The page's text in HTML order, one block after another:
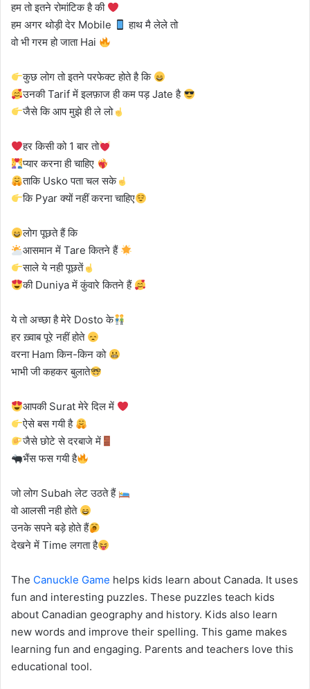
हम तो इतने रोमांटिक है की
हम अगर थोड़ी देर Mobile
हाथ मै लेले तो
वो भी गरम हो जाता Hai
कुछ लोग तो इतने परफेक्ट होते है कि
उनकी Tarif में इलफ़ाज ही कम पड़ Jate है
जैसे कि आप मुझे ही ले लो
हर किसी को 1 बार तो
प्यार करना ही चाहिए
ताकि Usko पता चल सके
कि Pyar क्यों नहीं करना चाहिए
लोग पूछते हैं कि
आसमान में Tare कितने हैं
साले ये नही पूछतें
की Duniya में कुंवारे कितने हैं
ये तो अच्छा है मेरे Dosto के
हर ख़्वाब पूरे नहीं होते
वरना Ham किन-किन को
भाभी जी कहकर बुलाते
आपकी Surat मेरे दिल में
ऐसे बस गयी है
जैसे छोटे से दरबाजे में
भैंस फस गयी है
जो लोग Subah लेट उठते हैं
वो आलसी नही होते
उनके सपने बड़े होते हैं
देखने में Time लगता है
The Canuckle Game helps kids learn about Canada. It uses
fun and interesting puzzles. These puzzles teach kids
about Canadian geography and history. Kids also learn
new words and improve their spelling. This game makes
learning fun and engaging. Parents and teachers love this
educational tool.